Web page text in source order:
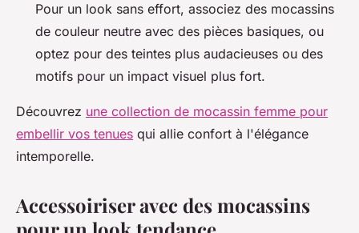
Pour un look sans effort, associez des mocassins
de couleur neutre avec des pièces basiques, ou
optez pour des teintes plus audacieuses ou des
motifs pour un impact visuel plus fort.
Découvrez une collection de mocassin femme pour
embellir vos tenues qui allie confort à l'élégance
intemporelle.
Accessoiriser avec des mocassins